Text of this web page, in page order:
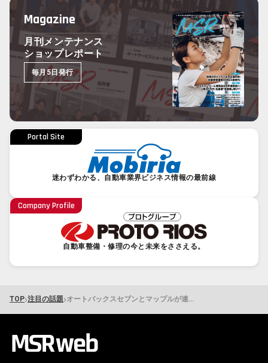
Magazine
月刊メンテナンス
ショップレポート
毎月5日発行
Portal Site
迷わずわかる、自動車業界ビジネス情報の最前線
Company Profile
自動車整備・修理の今と未来をささえる。
TOP›注目の話題› オートバックスセブンとマップルが連携 観光データ×モビリティで全国自治体の移動需要を創出へ